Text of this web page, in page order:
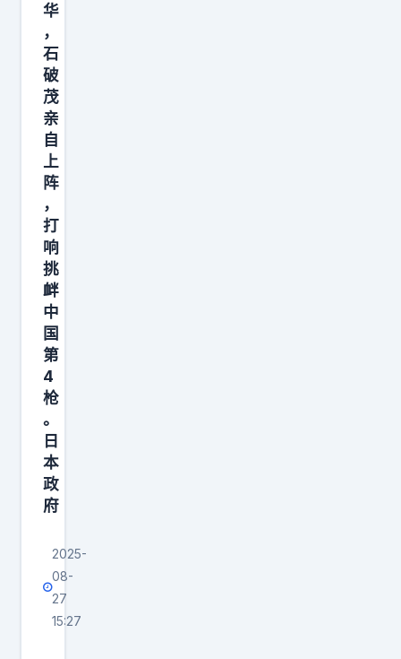
3
6
，
沈
飞
J
5
0
，
西
飞
J
X
X
，
华
，
石
破
茂
亲
自
上
阵
，
打
响
挑
衅
中
国
第
4
枪
。
日
本
政
府
2025-
08-
27
15:27